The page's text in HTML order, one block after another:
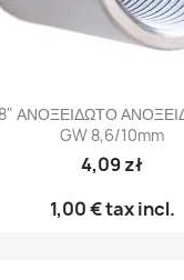
ΑΝΟΞΕΙΔΩΤΟ
GW 8,6/10mm
4,09 zł
1,00 €tax incl.